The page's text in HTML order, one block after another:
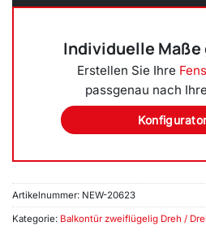
Individuelle
Erstellen Sie Ihre
passgenau nach
Artikelnummer: NEW-20623
Kategorie: Balkontür zweiflügelig Dreh /